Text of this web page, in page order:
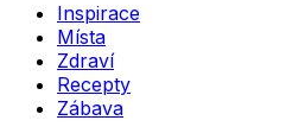
Inspirace
Místa
Zdraví
Recepty
Zábava